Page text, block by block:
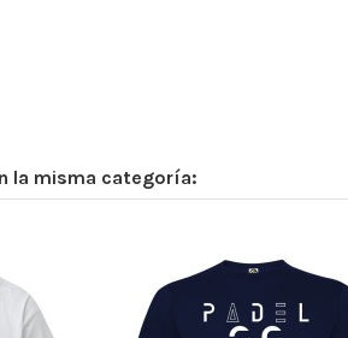
la misma categoría: